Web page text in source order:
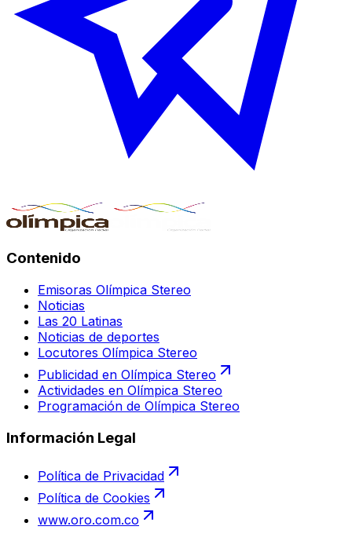
Contenido
Emisoras Olímpica Stereo
Noticias
Las 20 Latinas
Noticias de deportes
Locutores Olímpica Stereo
Publicidad en Olímpica Stereo
Actividades en Olímpica Stereo
Programación de Olímpica Stereo
Información Legal
Política de Privacidad
Política de Cookies
www.oro.com.co